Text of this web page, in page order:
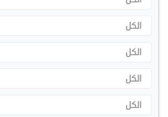
الكل
الكل
الكل
الكل